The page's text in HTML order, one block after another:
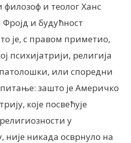
и теолог Ханс
Фројд и будућност
је, с правом приметио,
психијатрији, религија
или споредни
зашто је Америчко
које посвећује
у
никада осврнуло на